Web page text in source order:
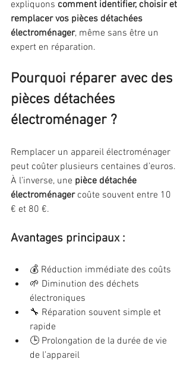
expliquons comment identifier, choisir et
remplacer vos pièces détachées
électroménager, même sans être un
expert en réparation.
Pourquoi réparer avec des
pièces détachées
électroménager ?
Remplacer un appareil électroménager
peut coûter plusieurs centaines d’euros.
À l’inverse, une pièce détachée
électroménager coûte souvent entre 10
€ et 80 €.
Avantages principaux :
💰 Réduction immédiate des coûts
🌱 Diminution des déchets
électroniques
🔧 Réparation souvent simple et
rapide
🕒 Prolongation de la durée de vie
de l’appareil